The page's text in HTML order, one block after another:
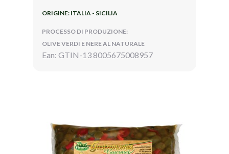
ORIGINE: ITALIA - SICILIA
PROCESSO DI PRODUZIONE:
OLIVE VERDI E NERE AL NATURALE
Ean: GTIN-13 8005675008957